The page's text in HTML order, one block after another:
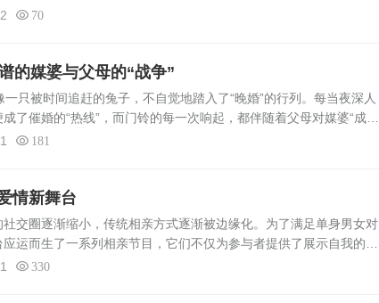
利用当地的免费相亲网站显得尤为重要。本文将为你提供一份详尽
70
的媒婆与父母的“战争”
被时间追赶的兔子，不自觉地踏入了“晚婚”的行列。每当夜深人
了催婚的“热线”，而门铃的每一次响起，都伴随着父母对媒婆“成
象，却像是一连串精心包装却空洞无物的礼物，让我既无奈又疲惫。
181
情新舞台
圈逐渐缩小，传统相亲方式逐渐被边缘化。为了满足单身男女对
运而生了一系列相亲节目，它们不仅为参与者提供了展示自我的平
文将深入探讨当前热门的相亲节目类型、其背后的文化意义、社会
330